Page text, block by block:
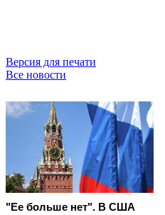
Версия для печати
Все новости
"Ее больше нет". В США